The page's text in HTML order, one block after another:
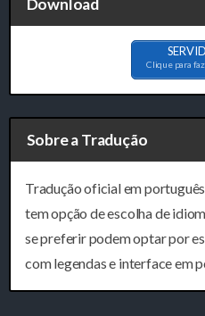
Download
Clique para
Sobre a Tradução
Tradução oficial em
tem opção de escolha de
se preferir podem optar por
com legendas e interface em